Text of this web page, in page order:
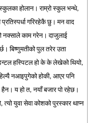
होलान। राम्रो स्कुल भन्थे,
गरिरहेकै छु। मन वाद
नक्साले काम गरेन। दाजुलाई
बिष्णुमतीको पुल तरेर उता
हस्पिटल हो के के लेखेको थियो,
नआइपुगेको होकी, आएर पनि
हैन। य हो त, नयाँ बजार पो रहेछ।
त्यो युवा सेवा कोशको पुरस्कार थाप्न